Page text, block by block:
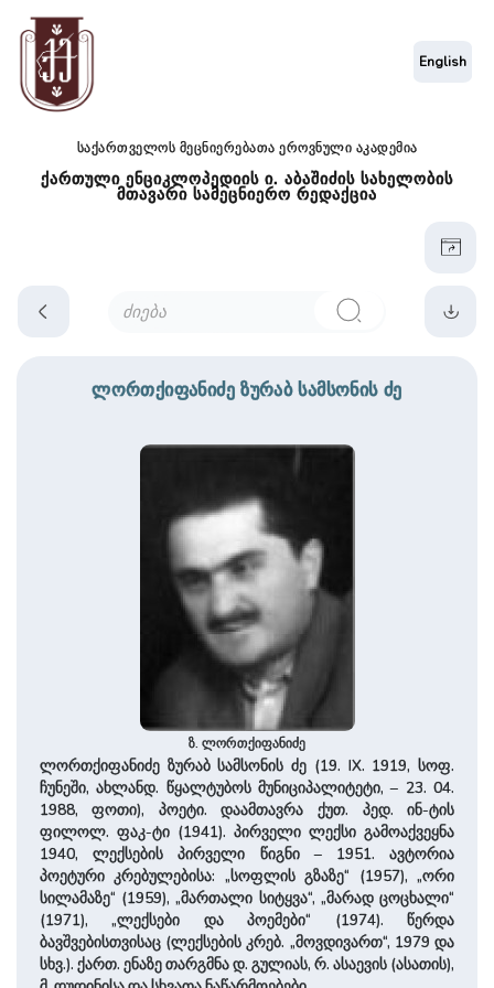
საქართველოს მეცნიერებათა ეროვნული აკადემია
ქართული ენციკლოპედიის ი. აბაშიძის სახელობის
მთავარი სამეცნიერო რედაქცია
English
ლორთქიფანიძე ზურაბ სამსონის ძე
ზ. ლორთქიფანიძე
ლორთქიფანიძე ზურაბ სამსონის ძე (19. IX. 1919, სოფ.
ჩუნეში, ახლანდ. წყალტუბოს მუნიციპალიტეტი, – 23. 04.
1988, ფოთი), პოეტი. დაამთავრა ქუთ. პედ. ინ-ტის
ფილოლ. ფაკ-ტი (1941). პირველი ლექსი გამოაქვეყნა
1940, ლექსების პირველი წიგნი – 1951. ავტორია
პოეტური კრებულებისა: „სოფლის გზაზე“ (1957), „ორი
სილამაზე“ (1959), „მართალი სიტყვა“, „მარად ცოცხალი“
(1971), „ლექსები და პოემები“ (1974). წერდა
ბავშვებისთვისაც (ლექსების კრებ. „მოვდივართ“, 1979 და
სხვ.). ქართ. ენაზე თარგმნა დ. გულიას, რ. ასაევის (ასათის),